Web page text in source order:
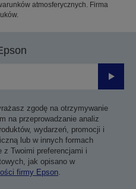
atmosferycznych. Firma
zgodę na otrzymywanie
na przeprowadzanie analiz
wydarzeń, promocji i
lub w innych formach
z Twoimi preferencjami i
jak opisano w
firmy Epson.